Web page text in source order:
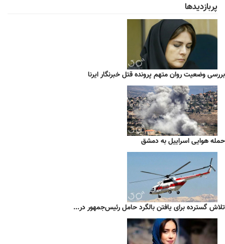
پربازدیدها
بررسی وضعیت روان متهم پرونده قتل خبرنگار ایرنا
حمله هوایی اسراییل به دمشق
تلاش گسترده برای یافتن بالگرد حامل رئیس‌جمهور در...